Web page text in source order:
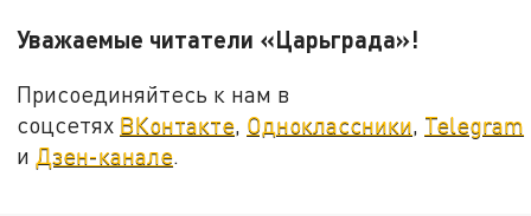
Уважаемые читатели «Царьграда»!
Присоединяйтесь к нам в
соцсетях ВКонтакте, Одноклассники, Telegram
и Дзен-канале.